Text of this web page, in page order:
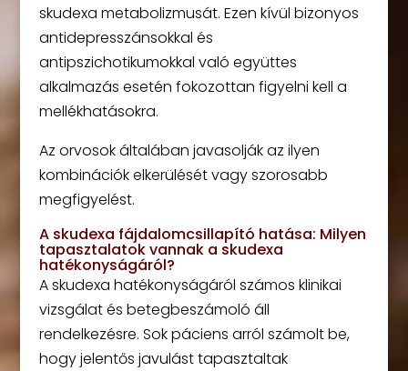
skudexa metabolizmusát. Ezen kívül bizonyos
antidepresszánsokkal és
antipszichotikumokkal való együttes
alkalmazás esetén fokozottan figyelni kell a
mellékhatásokra.
Az orvosok általában javasolják az ilyen
kombinációk elkerülését vagy szorosabb
megfigyelést.
A skudexa fájdalomcsillapító hatása: Milyen
tapasztalatok vannak a skudexa
hatékonyságáról?
A skudexa hatékonyságáról számos klinikai
vizsgálat és betegbeszámoló áll
rendelkezésre. Sok páciens arról számolt be,
hogy jelentős javulást tapasztaltak